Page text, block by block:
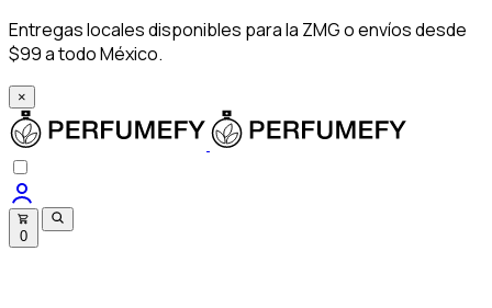
Entregas locales disponibles para la ZMG o envíos desde
$99 a todo México.
×
0